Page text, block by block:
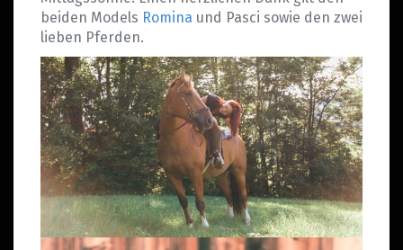
beiden Models Romina und Pasci sowie den zwei
lieben Pferden.